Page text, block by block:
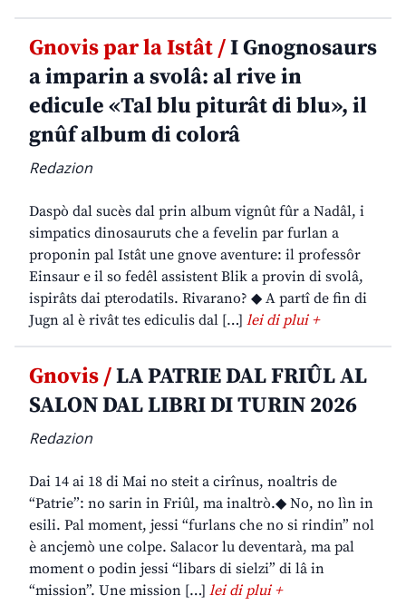
Gnovis par la Istât /I Gnognosaurs
a imparin a svolâ: al rive in
edicule «Tal blu piturât di blu», il
gnûf album di colorâ
Redazion
Daspò dal sucès dal prin album vignût fûr a Nadâl, i
simpatics dinosauruts che a fevelin par furlan a
proponin pal Istât une gnove aventure: il professôr
Einsaur e il so fedêl assistent Blik a provin di svolâ,
ispirâts dai pterodatils. Rivarano? ◆ A partî de fin di
Jugn al è rivât tes ediculis dal […] lei di plui +
Gnovis /LA PATRIE DAL FRIÛL AL
SALON DAL LIBRI DI TURIN 2026
Redazion
Dai 14 ai 18 di Mai no steit a cirînus, noaltris de
“Patrie”: no sarin in Friûl, ma inaltrò.◆ No, no lìn in
esili. Pal moment, jessi “furlans che no si rindin” nol
è ancjemò une colpe. Salacor lu deventarà, ma pal
moment o podin jessi “libars di sielzi” di lâ in
“mission”. Une mission […] lei di plui +